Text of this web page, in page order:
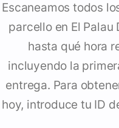
Escaneamos todos
parcello en El
hasta qué hora
incluyendo la
entrega. Para
hoy, introduce tu ID